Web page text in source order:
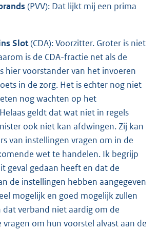
(PVV): Dat lijkt mij een prima
Slot(CDA): Voorzitter. Groter is niet
is de CDA-fractie net als de
hier voorstander van het invoeren
in de zorg. Het is echter nog niet
nog wachten op het
geldt dat wat niet in regels
ook niet kan afdwingen. Zij kan
van instellingen vragen om in de
wet te handelen. Ik begrijp
geval gedaan heeft en dat de
de instellingen hebben aangegeven
mogelijk en goed mogelijk zullen
dat verband niet aardig om de
vragen om hun voorstel alvast aan de